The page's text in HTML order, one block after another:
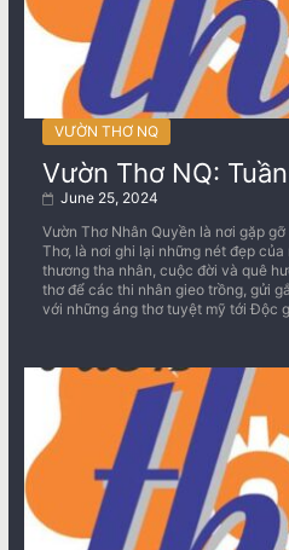
VƯỜN THƠ NQ
Vườn Thơ NQ:
June 25, 2024
Vườn Thơ Nhân Quyền là nơi gặp
Thơ, là nơi ghi lại những nét đẹp
thương tha nhân, cuộc đời và quê
thơ để các thi nhân gieo trồng, gửi
với những áng thơ tuyệt mỹ tới Độc